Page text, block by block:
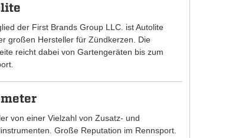
der First Brands Group LLC. ist Autolite
großen Hersteller für Zündkerzen. Die
reicht dabei von Gartengeräten bis zum
von einer Vielzahl von Zusatz- und
Große Reputation im Rennsport.